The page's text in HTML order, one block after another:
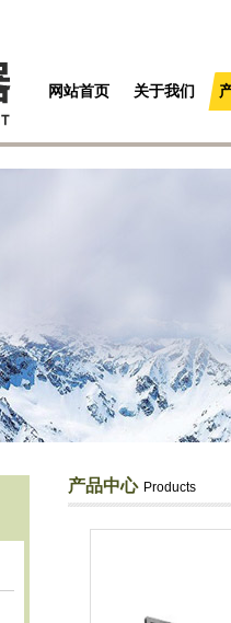
网站首页 关于我们
产品中心 Products